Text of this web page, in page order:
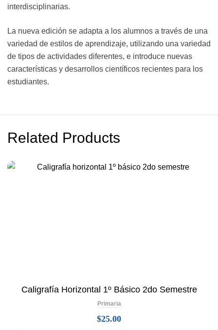
interdisciplinarias.
La nueva edición se adapta a los alumnos a través de una
variedad de estilos de aprendizaje, utilizando una variedad
de tipos de actividades diferentes, e introduce nuevas
características y desarrollos científicos recientes para los
estudiantes.
Related Products
Caligrafía Horizontal 1º Básico 2do Semestre
Primaria
$25.00